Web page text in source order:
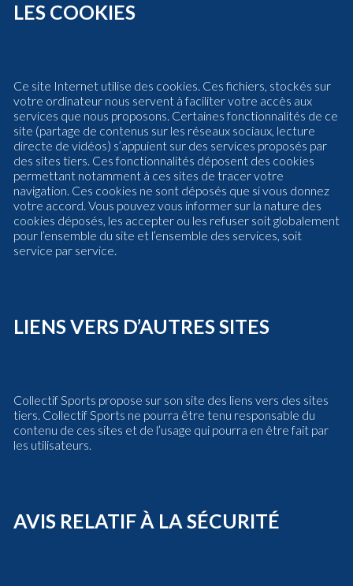
LES COOKIES
Ce site Internet utilise des cookies. Ces fichiers, stockés sur
votre ordinateur nous servent à faciliter votre accès aux
services que nous proposons. Certaines fonctionnalités de ce
site (partage de contenus sur les réseaux sociaux, lecture
directe de vidéos) s’appuient sur des services proposés par
des sites tiers. Ces fonctionnalités déposent des cookies
permettant notamment à ces sites de tracer votre
navigation. Ces cookies ne sont déposés que si vous donnez
votre accord. Vous pouvez vous informer sur la nature des
cookies déposés, les accepter ou les refuser soit globalement
pour l’ensemble du site et l’ensemble des services, soit
service par service.
LIENS VERS D’AUTRES SITES
Collectif Sports propose sur son site des liens vers des sites
tiers. Collectif Sports ne pourra être tenu responsable du
contenu de ces sites et de l’usage qui pourra en être fait par
les utilisateurs.
AVIS RELATIF À LA SÉCURITÉ